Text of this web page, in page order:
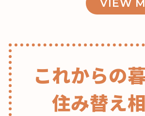
VIEW
これからの
住み替え